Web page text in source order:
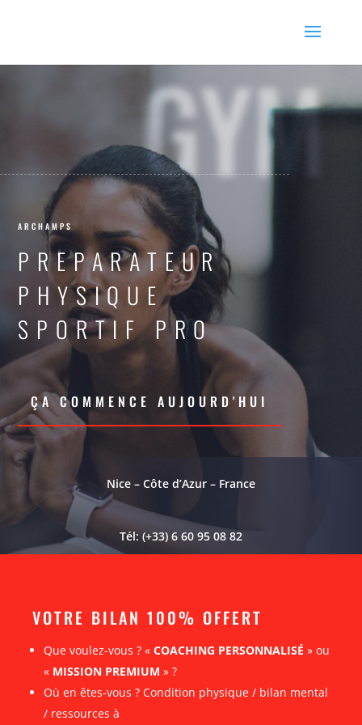
GYM
ARCHAMPS
PREPARATEUR
PHYSIQUE
SPORTIF PRO
ÇA COMMENCE AUJOURD'HUI
Nice – Côte d’Azur – France
Tél: (+33) 6 60 95 08 82
VOTRE BILAN 100% OFFERT
Que voulez-vous ? « COACHING PERSONNALISÉ » ou
« MISSION PREMIUM » ?
Où en êtes-vous ? Condition physique / bilan mental
/ ressources à